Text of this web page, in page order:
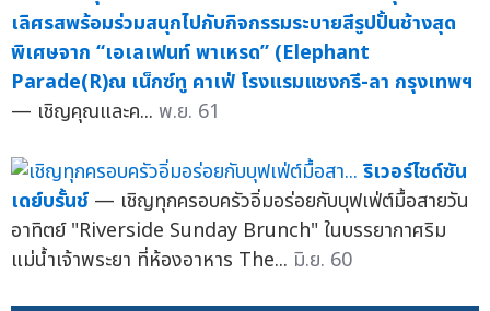
เลิศรสพร้อมร่วมสนุกไปกับกิจกรรมระบายสีรูปปั้นช้างสุด
พิเศษจาก “เอเลเฟนท์ พาเหรด” (Elephant
Parade(R)ณ เน็กซ์ทู คาเฟ่ โรงแรมแชงกรี-ลา กรุงเทพฯ
— เชิญคุณและค... พ.ย. 61
ริเวอร์ไซด์ซัน
เดย์บรั้นช์ — เชิญทุกครอบครัวอิ่มอร่อยกับบุฟเฟ่ต์มื้อสายวัน
อาทิตย์ "Riverside Sunday Brunch" ในบรรยากาศริม
แม่น้ำเจ้าพระยา ที่ห้องอาหาร The... มิ.ย. 60